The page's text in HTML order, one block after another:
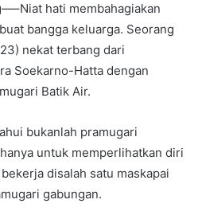
hati membahagiakan
bangga keluarga. Seorang
nekat terbang dari
Soekarno-Hatta dengan
Batik Air.
bukanlah pramugari
untuk memperlihatkan diri
disalah satu maskapai
gabungan.